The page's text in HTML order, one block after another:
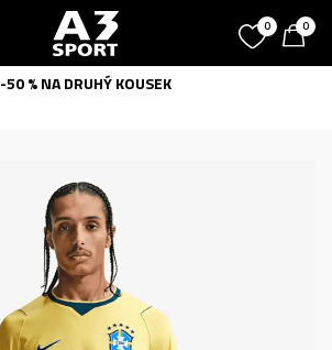
0 0
-50 % NA DRUHÝ KOUSEK